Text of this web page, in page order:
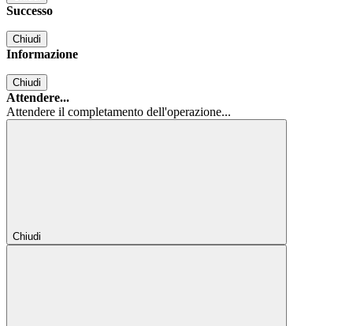
Successo
Chiudi
Informazione
Chiudi
Attendere...
Attendere il completamento dell'operazione...
Chiudi